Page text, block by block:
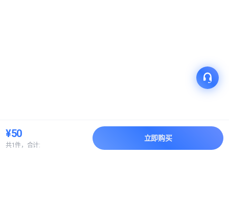
¥50
共1件，合计:
立即购买